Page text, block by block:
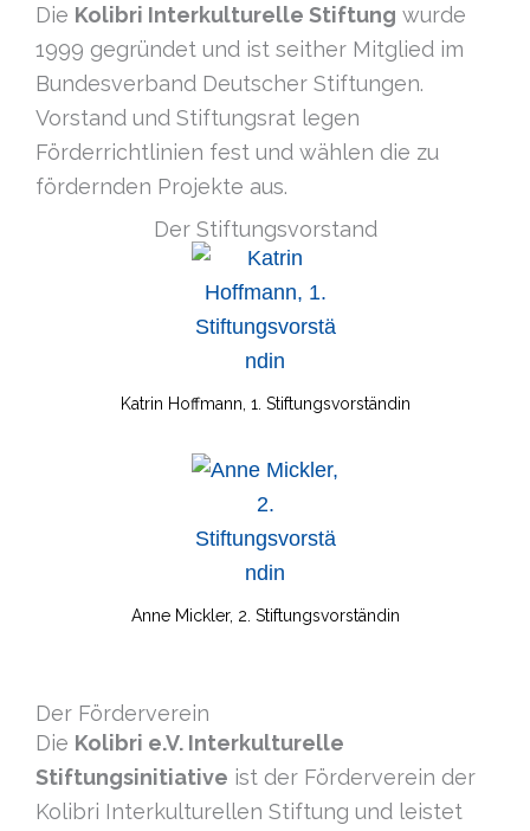
Die Kolibri Interkulturelle Stiftung wurde
1999 gegründet und ist seither Mitglied im
Bundesverband Deutscher Stiftungen.
Vorstand und Stiftungsrat legen
Förderrichtlinien fest und wählen die zu
fördernden Projekte aus.
Der Stiftungsvorstand
Katrin Hoffmann, 1. Stiftungsvorständin
Anne Mickler, 2. Stiftungsvorständin
Der Förderverein
Die Kolibri e.V. Interkulturelle
Stiftungsinitiative ist der Förderverein der
Kolibri Interkulturellen Stiftung und leistet